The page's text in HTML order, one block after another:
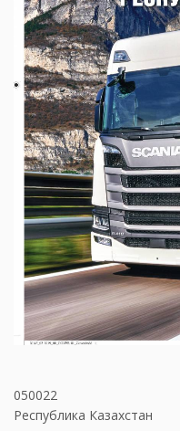
050022
Республика Казахстан